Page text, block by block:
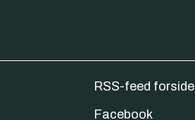
RSS-feed forside
Facebook